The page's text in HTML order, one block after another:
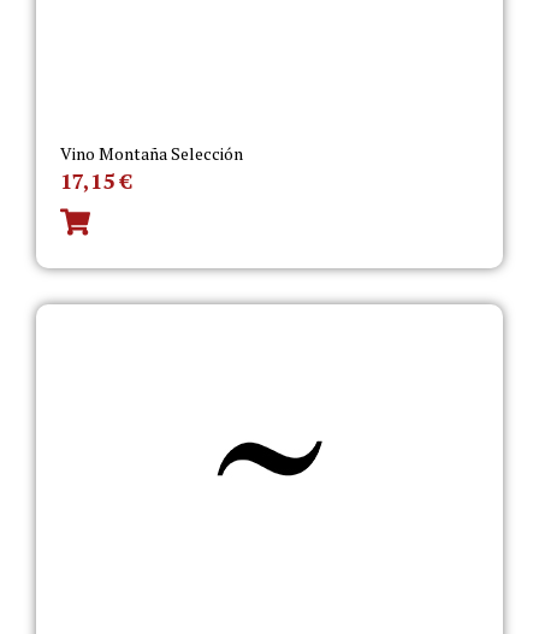
Vino Montaña Selección
17,15€